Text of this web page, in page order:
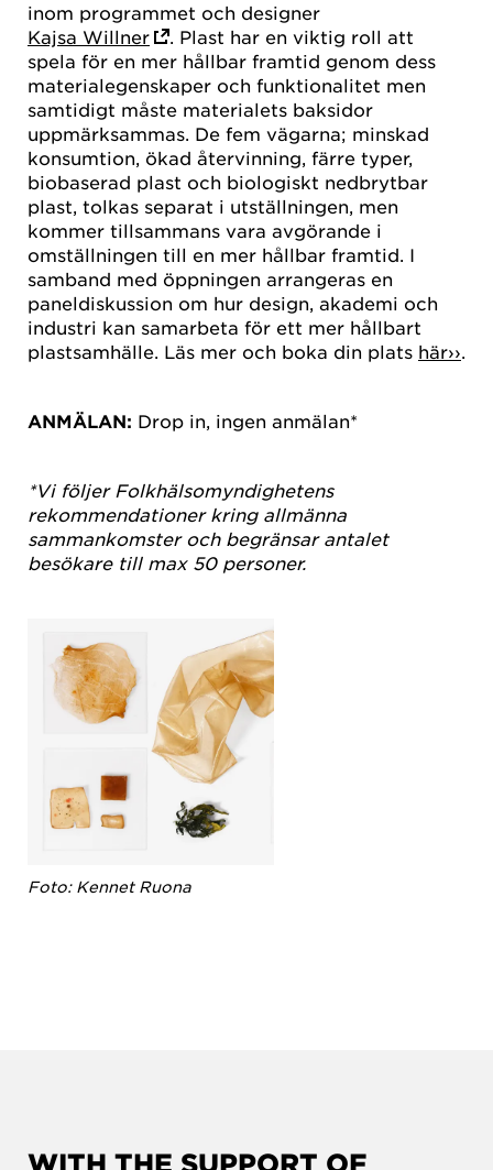
inom programmet och designer
Kajsa Willner
. Plast har en viktig roll att
spela för en mer hållbar framtid genom dess
materialegenskaper och funktionalitet men
samtidigt måste materialets baksidor
uppmärksammas. De fem vägarna; minskad
konsumtion, ökad återvinning, färre typer,
biobaserad plast och biologiskt nedbrytbar
plast, tolkas separat i utställningen, men
kommer tillsammans vara avgörande i
omställningen till en mer hållbar framtid. I
samband med öppningen arrangeras en
paneldiskussion om hur design, akademi och
industri kan samarbeta för ett mer hållbart
plastsamhälle. Läs mer och boka din plats här››.
ANMÄLAN: Drop in, ingen anmälan*
*Vi följer Folkhälsomyndighetens
rekommendationer kring allmänna
sammankomster och begränsar antalet
besökare till max 50 personer.
Foto: Kennet Ruona
WITH THE SUPPORT OF